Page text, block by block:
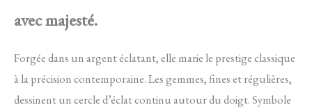
avec majesté.
Forgée dans un argent éclatant, elle marie le prestige classique
à la précision contemporaine. Les gemmes, fines et régulières,
dessinent un cercle d’éclat continu autour du doigt. Symbole